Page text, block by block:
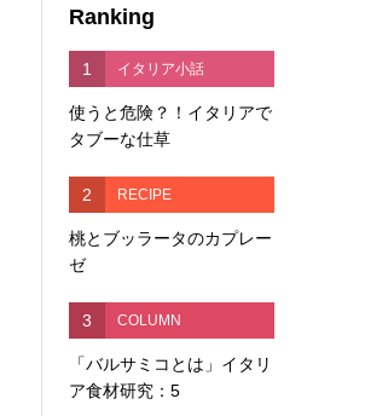
Ranking
1 イタリア小話
使うと危険？！イタリアで
タブーな仕草
2 RECIPE
桃とブッラータのカプレー
ゼ
3 COLUMN
「バルサミコとは」イタリ
ア食材研究：5